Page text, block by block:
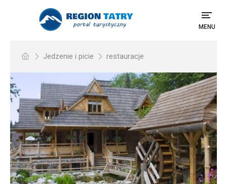
MENU
Jedzenie i picie restauracje